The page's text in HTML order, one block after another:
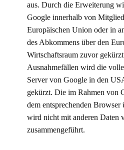
aus. Durch die Erweiterung
Google innerhalb von
Europäischen Union oder in
des Abkommens über den
Wirtschaftsraum zuvor
Ausnahmefällen wird die
Server von Google in den
gekürzt. Die im Rahmen von
dem entsprechenden
wird nicht mit anderen Daten
zusammengeführt.